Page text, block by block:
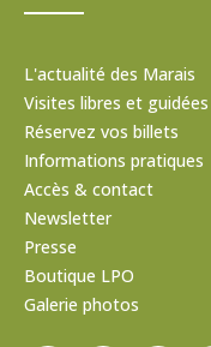
L'actualité des Marais
Visites libres et guidées
Réservez vos billets
Informations pratiques
Accès & contact
Newsletter
Presse
Boutique LPO
Galerie photos